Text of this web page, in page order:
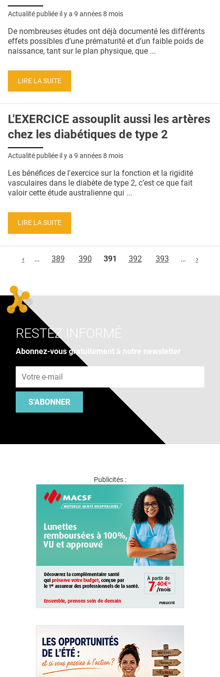
Actualité publiée il y a 9 années 8 mois
De nombreuses études ont déjà documenté les différents
effets possibles d’une prématurité et d’un faible poids de
naissance, tant sur le plan physique, que ...
LIRE LA SUITE
L'EXERCICE assouplit aussi les artères
chez les diabétiques de type 2
Actualité publiée il y a 9 années 8 mois
Les bénéfices de l'exercice sur la fonction et la rigidité
vasculaires dans le diabète de type 2, c’est ce que fait
valoir cette étude australienne qui ...
LIRE LA SUITE
‹
… 389 390 391 392 393 … ›
RESTEZ INFORMÉ
Abonnez-vous gratuitement à notre newsletter
S'ABONNER
Publicités :